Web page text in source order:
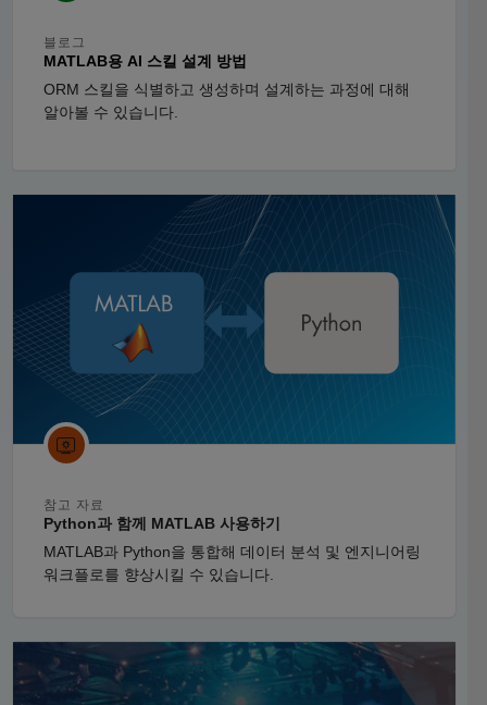
블로그
MATLAB용 AI 스킬 설계 방법
ORM 스킬을 식별하고 생성하며 설계하는 과정에 대해
알아볼 수 있습니다.
참고 자료
Python과 함께 MATLAB 사용하기
MATLAB과 Python을 통합해 데이터 분석 및 엔지니어링
워크플로를 향상시킬 수 있습니다.
패널 내비게이션